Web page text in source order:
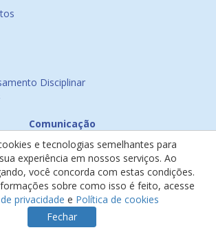
Disciplinar
Comunicação
e tecnologias semelhantes para
experiência em nossos serviços. Ao
você concorda com estas condições.
sobre como isso é feito, acesse
privacidade e Política de cookies
Fechar